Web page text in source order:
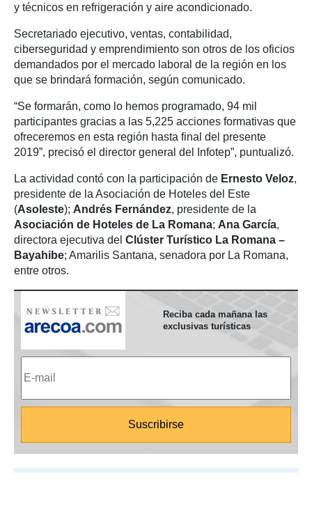
y técnicos en refrigeración y aire acondicionado.
Secretariado ejecutivo, ventas, contabilidad,
ciberseguridad y emprendimiento son otros de los oficios
demandados por el mercado laboral de la región en los
que se brindará formación, según comunicado.
“Se formarán, como lo hemos programado, 94 mil
participantes gracias a las 5,225 acciones formativas que
ofreceremos en esta región hasta final del presente
2019”, precisó el director general del Infotep”, puntualizó.
La actividad contó con la participación de Ernesto Veloz,
presidente de la Asociación de Hoteles del Este
(Asoleste); Andrés Fernández, presidente de la
Asociación de Hoteles de La Romana; Ana García,
directora ejecutiva del Clúster Turístico La Romana –
Bayahibe; Amarilis Santana, senadora por La Romana,
entre otros.
Reciba cada mañana las
exclusivas turísticas